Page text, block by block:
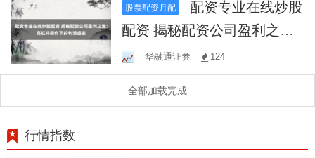
股票配资月配
配资 揭秘配资公司盈利之
道：高杠杆操作下的利润盛
宴
华融通证券 124
全部加载完成
行情指数